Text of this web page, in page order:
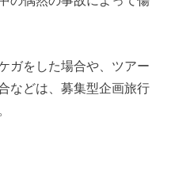
ガをした場合や、ツアー
などは、募集型企画旅行